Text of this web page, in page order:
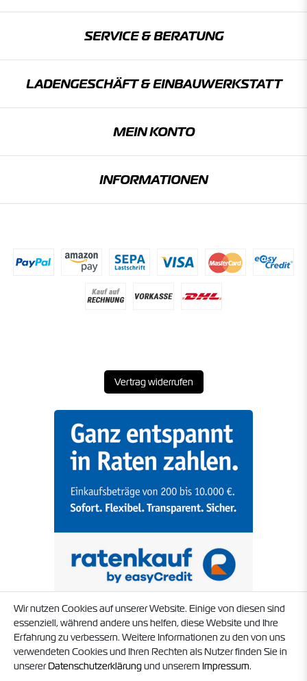
SERVICE & BERATUNG
LADENGESCHÄFT & EINBAU­WERKSTATT
MEIN KONTO
INFORMATIONEN
Vertrag widerrufen
Wir nutzen Cookies auf unserer Website. Einige von diesen sind
essenziell, während andere uns helfen, diese Website und Ihre
Erfahrung zu verbessern. Weitere Informationen zu den von uns
verwendeten Cookies und Ihren Rechten als Nutzer finden Sie in
unsererDaten­schutz­erklärungund unserem Impressum.